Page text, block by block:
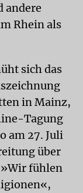
andere
Rhein als
sich das
in Mainz,
Tagung
am 27. Juli
über
fühlen